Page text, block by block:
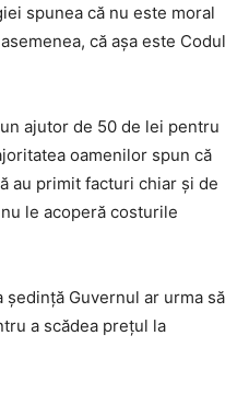
spunea că nu este moral
că așa este Codul
ajutor de 50 de lei pentru
oamenilor spun că
au primit facturi chiar și de
le acoperă costurile
ședință Guvernul ar urma să
a scădea prețul la